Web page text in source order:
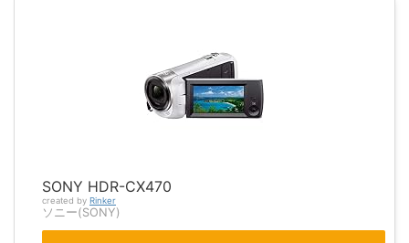
SONY HDR-CX470
created by Rinker
ソニー(SONY)